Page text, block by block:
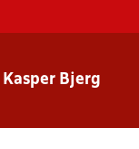
Kasper Bjerg